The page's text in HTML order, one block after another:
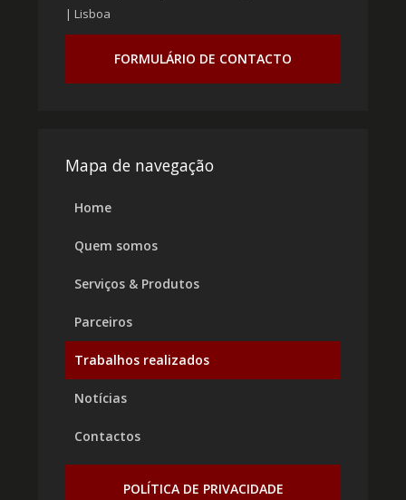
| Lisboa
FORMULÁRIO DE CONTACTO
Mapa de navegação
Home
Quem somos
Serviços & Produtos
Parceiros
Trabalhos realizados
Notícias
Contactos
POLÍTICA DE PRIVACIDADE